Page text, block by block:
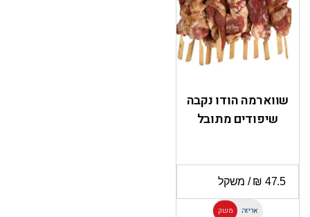
שווארמה הודו נקבה
שיפודים מתובל
משק אריזה